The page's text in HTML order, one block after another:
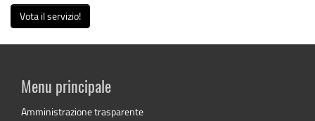
Vota il servizio!
Menu principale
Amministrazione trasparente